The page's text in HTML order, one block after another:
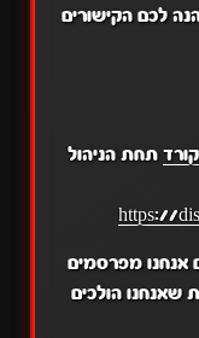
לכם הקישורים
תחת הניהול
https://
מפרסמים
שאנחנו הולכים